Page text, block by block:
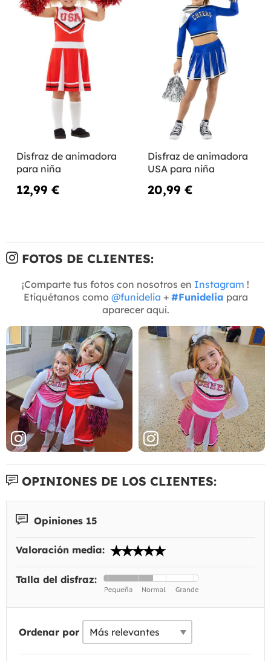
Disfraz de animadora
para niña
12,99 €
Disfraz de animadora
USA para niña
20,99 €
FOTOS DE CLIENTES:
¡Comparte tus fotos con nosotros en Instagram !
Etiquétanos como @funidelia + #Funidelia para
aparecer aquí.
OPINIONES DE LOS CLIENTES:
Opiniones 15
Valoración media:
Talla del disfraz:
Ordenar por